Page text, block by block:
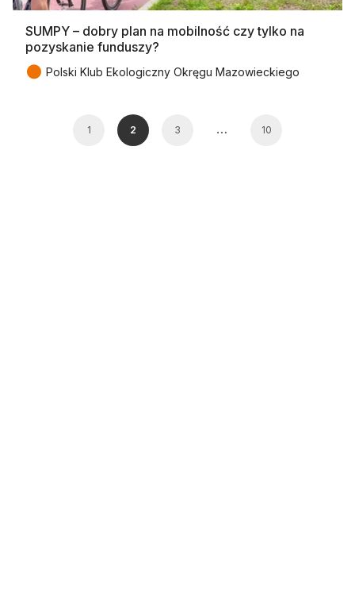
SUMPY – dobry plan na mobilność czy tylko na
pozyskanie funduszy?
● Polski Klub Ekologiczny Okręgu Mazowieckiego
1 2 3 … 10